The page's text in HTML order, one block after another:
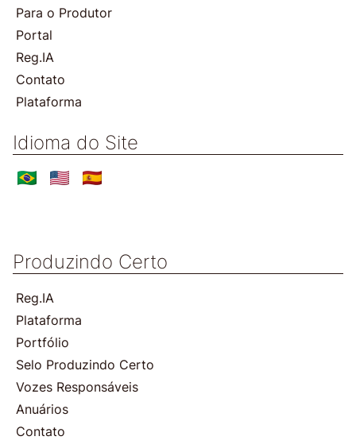
Para o Produtor
Portal
Reg.IA
Contato
Plataforma
Idioma do Site
Produzindo Certo
Reg.IA
Plataforma
Portfólio
Selo Produzindo Certo
Vozes Responsáveis
Anuários
Contato